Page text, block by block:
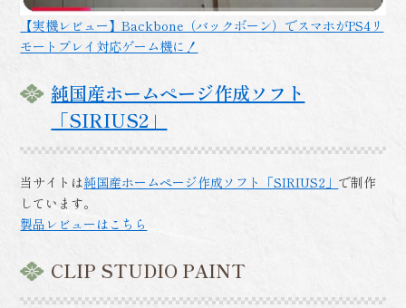
【実機レビュー】Backbone（バックボーン）でスマホがPS4リ
モートプレイ対応ゲーム機に！
純国産ホームページ作成ソフト
「SIRIUS2」
当サイトは純国産ホームページ作成ソフト「SIRIUS2」 で制作
しています。
製品レビューはこちら
CLIP STUDIO PAINT